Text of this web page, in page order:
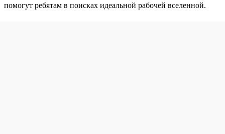
помогут ребятам в поисках идеальной рабочей вселенной.